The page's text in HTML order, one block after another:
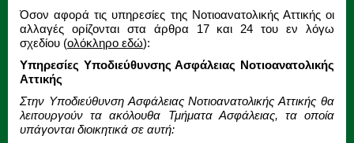
Όσον αφορά τις υπηρεσίες της Νοτιοανατολικής Αττικής οι
αλλαγές ορίζονται στα άρθρα 17 και 24 του εν λόγω
σχεδίου (ολόκληρο εδώ):
Υπηρεσίες Υποδιεύθυνσης Ασφάλειας Νοτιοανατολικής
Αττικής
Στην Υποδιεύθυνση Ασφάλειας Νοτιοανατολικής Αττικής θα
λειτουργούν τα ακόλουθα Τμήματα Ασφάλειας, τα οποία
υπάγονται διοικητικά σε αυτή: